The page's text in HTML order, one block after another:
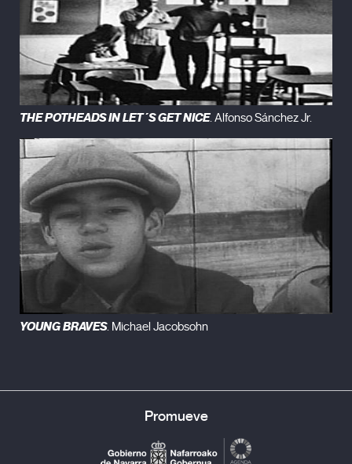
THE POTHEADS IN LET´S GET NICE. Alfonso Sánchez Jr.
YOUNG BRAVES. Michael Jacobsohn
Promueve